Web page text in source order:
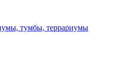
тумбы, террариумы